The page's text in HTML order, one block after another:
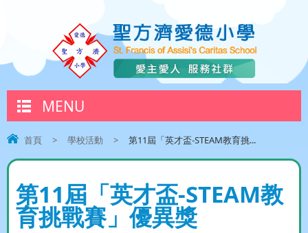
MENU
首頁 > 學校活動 > 第11屆「英才盃-STEAM教育挑...
第11屆「英才盃-STEAM教
育挑戰賽」優異獎